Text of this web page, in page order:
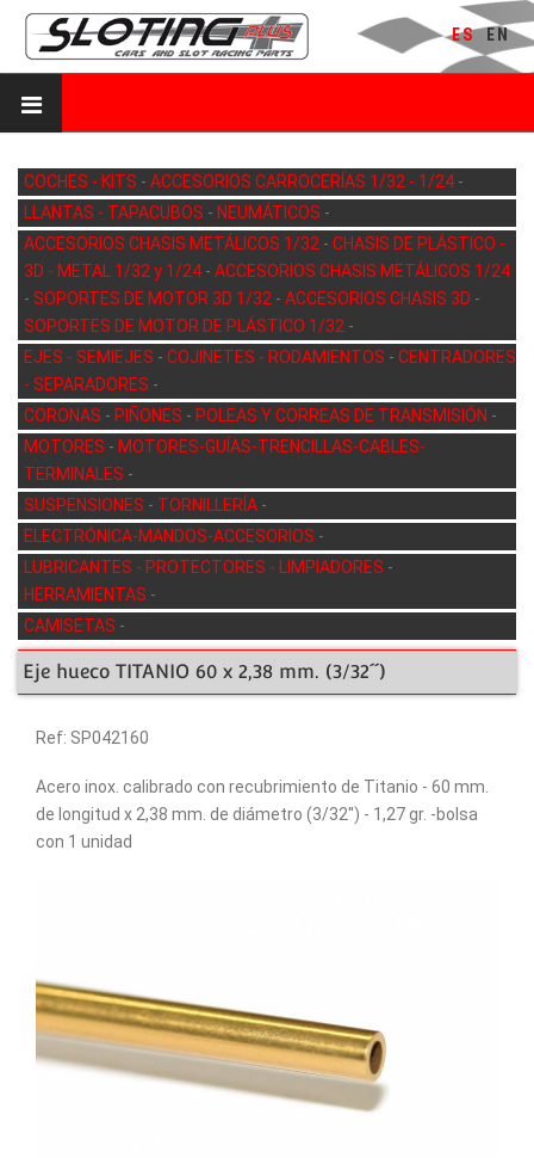
ES EN
COCHES - KITS - ACCESORIOS CARROCERÍAS 1/32 - 1/24 -
LLANTAS - TAPACUBOS - NEUMÁTICOS -
ACCESORIOS CHASIS METÁLICOS 1/32 - CHASIS DE PLÁSTICO -
3D - METAL 1/32 y 1/24 - ACCESORIOS CHASIS METÁLICOS 1/24
- SOPORTES DE MOTOR 3D 1/32 - ACCESORIOS CHASIS 3D -
SOPORTES DE MOTOR DE PLÁSTICO 1/32 -
EJES - SEMIEJES - COJINETES - RODAMIENTOS - CENTRADORES
- SEPARADORES -
CORONAS - PIÑONES - POLEAS Y CORREAS DE TRANSMISIÓN -
MOTORES - MOTORES-GUÍAS-TRENCILLAS-CABLES-
TERMINALES -
SUSPENSIONES - TORNILLERÍA -
ELECTRÓNICA-MANDOS-ACCESORIOS -
LUBRICANTES - PROTECTORES - LIMPIADORES -
HERRAMIENTAS -
CAMISETAS -
Eje hueco TITANIO 60 x 2,38 mm. (3/32´´)
Ref: SP042160
Acero inox. calibrado con recubrimiento de Titanio - 60 mm.
de longitud x 2,38 mm. de diámetro (3/32'') - 1,27 gr. -bolsa
con 1 unidad